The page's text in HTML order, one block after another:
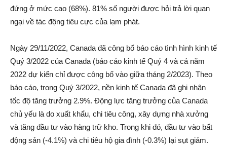
đứng ở mức cao (68%). 81% số người được hỏi trả lời quan
ngại về tác động tiêu cực của lạm phát.
Ngày 29/11/2022, Canada đã công bố báo cáo tình hình kinh tế
Quý 3/2022 của Canada (báo cáo kinh tế Quý 4 và cả năm
2022 dự kiến chỉ được công bố vào giữa tháng 2/2023). Theo
báo cáo, trong Quý 3/2022, nền kinh tế Canada đã ghi nhận
tốc độ tăng trưởng 2.9%. Động lực tăng trưởng của Canada
chủ yếu là do xuất khẩu, chi tiêu công, xây dựng nhà xưởng
và tăng đầu tư vào hàng trữ kho. Trong khi đó, đầu tư vào bất
động sản (-4.1%) và chi tiêu hộ gia đình (-0.3%) lại sụt giảm.